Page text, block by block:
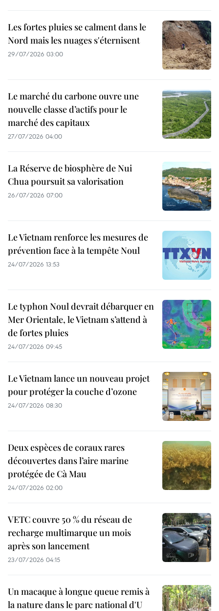
Les fortes pluies se calment dans le
Nord mais les nuages s'éternisent
29/07/2026 03:00
Le marché du carbone ouvre une
nouvelle classe d’actifs pour le
marché des capitaux
27/07/2026 04:00
La Réserve de biosphère de Nui
Chua poursuit sa valorisation
26/07/2026 07:00
Le Vietnam renforce les mesures de
prévention face à la tempête Noul
24/07/2026 13:53
Le typhon Noul devrait débarquer en
Mer Orientale, le Vietnam s’attend à
de fortes pluies
24/07/2026 09:45
Le Vietnam lance un nouveau projet
pour protéger la couche d’ozone
24/07/2026 08:30
Deux espèces de coraux rares
découvertes dans l’aire marine
protégée de Cà Mau
24/07/2026 02:00
VETC couvre 50 % du réseau de
recharge multimarque un mois
après son lancement
23/07/2026 04:15
Un macaque à longue queue remis à
la nature dans le parc national d'U